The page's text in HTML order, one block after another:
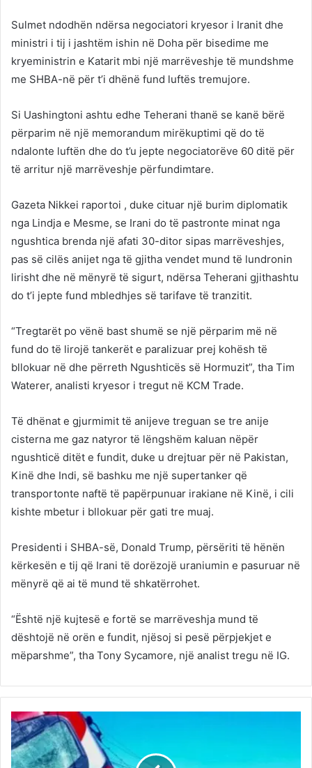
Sulmet ndodhën ndërsa negociatori kryesor i Iranit dhe
ministri i tij i jashtëm ishin në Doha për bisedime me
kryeministrin e Katarit mbi një marrëveshje të mundshme
me SHBA-në për t’i dhënë fund luftës tremujore.
Si Uashingtoni ashtu edhe Teherani thanë se kanë bërë
përparim në një memorandum mirëkuptimi që do të
ndalonte luftën dhe do t’u jepte negociatorëve 60 ditë për
të arritur një marrëveshje përfundimtare.
Gazeta Nikkei raportoi , duke cituar një burim diplomatik
nga Lindja e Mesme, se Irani do të pastronte minat nga
ngushtica brenda një afati 30-ditor sipas marrëveshjes,
pas së cilës anijet nga të gjitha vendet mund të lundronin
lirisht dhe në mënyrë të sigurt, ndërsa Teherani gjithashtu
do t’i jepte fund mbledhjes së tarifave të tranzitit.
“Tregtarët po vënë bast shumë se një përparim më në
fund do të lirojë tankerët e paralizuar prej kohësh të
bllokuar në dhe përreth Ngushticës së Hormuzit”, tha Tim
Waterer, analisti kryesor i tregut në KCM Trade.
Të dhënat e gjurmimit të anijeve treguan se tre anije
cisterna me gaz natyror të lëngshëm kaluan nëpër
ngushticë ditët e fundit, duke u drejtuar për në Pakistan,
Kinë dhe Indi, së bashku me një supertanker që
transportonte naftë të papërpunuar irakiane në Kinë, i cili
kishte mbetur i bllokuar për gati tre muaj.
Presidenti i SHBA-së, Donald Trump, përsëriti të hënën
kërkesën e tij që Irani të dorëzojë uraniumin e pasuruar në
mënyrë që ai të mund të shkatërrohet.
“Është një kujtesë e fortë se marrëveshja mund të
dështojë në orën e fundit, njësoj si pesë përpjekjet e
mëparshme”, tha Tony Sycamore, një analist tregu në IG.